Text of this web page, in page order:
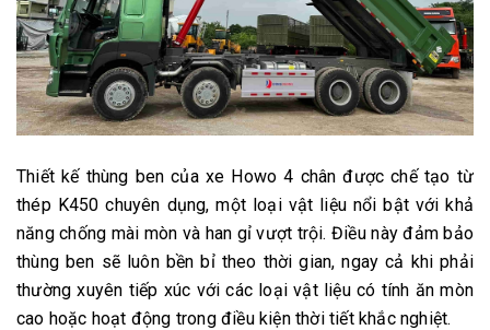
Thiết kế thùng ben của xe Howo 4 chân được chế tạo từ
thép K450 chuyên dụng, một loại vật liệu nổi bật với khả
năng chống mài mòn và han gỉ vượt trội. Điều này đảm bảo
thùng ben sẽ luôn bền bỉ theo thời gian, ngay cả khi phải
thường xuyên tiếp xúc với các loại vật liệu có tính ăn mòn
cao hoặc hoạt động trong điều kiện thời tiết khắc nghiệt.